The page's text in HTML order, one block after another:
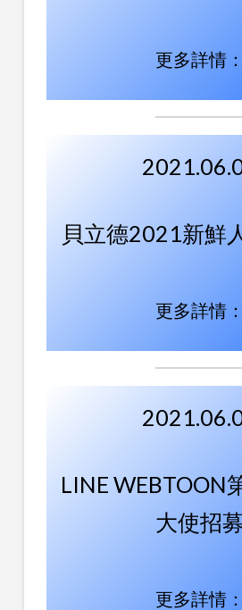
更多詳情：
貝立德2021新鮮
更多詳情：
LINE WEBTOON
大使招
更多詳情：